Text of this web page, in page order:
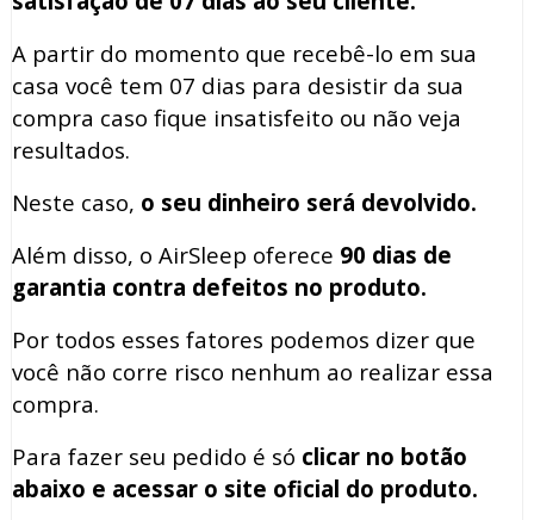
A partir do momento que recebê-lo em sua
casa você tem 07 dias para desistir da sua
compra caso fique insatisfeito ou não veja
resultados.
Neste caso, o seu dinheiro será devolvido.
Além disso, o AirSleep oferece 90 dias de
garantia contra defeitos no produto.
Por todos esses fatores podemos dizer que
você não corre risco nenhum ao realizar essa
compra.
Para fazer seu pedido é só clicar no botão
abaixo e acessar o site oficial do produto.